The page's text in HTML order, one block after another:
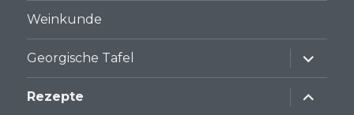
Weinkunde
Georgische Tafel
Rezepte